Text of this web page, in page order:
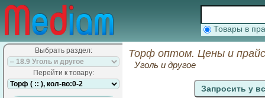
Товары в
Выбрать раздел:
Перейти к товару:
Торф оптом. Цены и
Уголь и другое
Запросить у